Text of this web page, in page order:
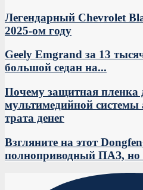
Легендарный Chevrolet
2025-ом году
Geely Emgrand за 13
большой седан на...
Почему защитная пленка
мультимедийной
трата денег
Взгляните на этот
полноприводный ПАЗ, но